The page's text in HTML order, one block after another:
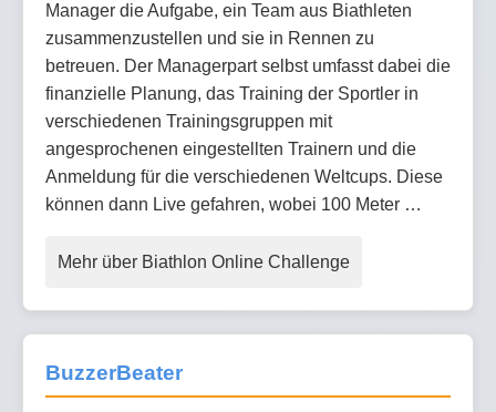
Manager die Aufgabe, ein Team aus Biathleten
zusammenzustellen und sie in Rennen zu
betreuen. Der Managerpart selbst umfasst dabei die
finanzielle Planung, das Training der Sportler in
verschiedenen Trainingsgruppen mit
angesprochenen eingestellten Trainern und die
Anmeldung für die verschiedenen Weltcups. Diese
können dann Live gefahren, wobei 100 Meter …
Mehr über Biathlon Online Challenge
BuzzerBeater